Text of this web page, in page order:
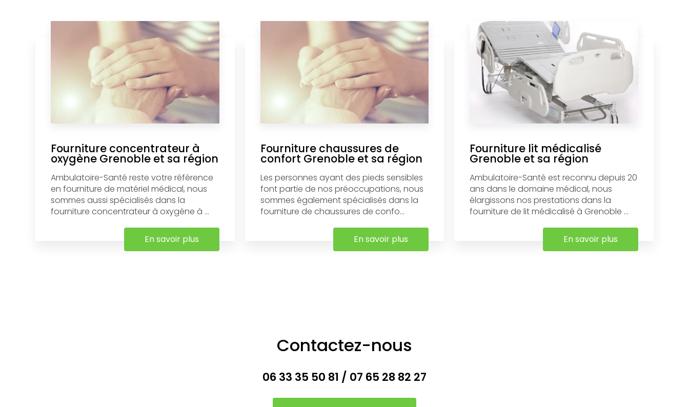
Fourniture concentrateur à
oxygène Grenoble et sa région
Ambulatoire-Santé reste votre référence
en fourniture de matériel médical, nous
sommes aussi spécialisés dans la
fourniture concentrateur à oxygène à ...
En savoir plus
Fourniture chaussures de
confort Grenoble et sa région
Les personnes ayant des pieds sensibles
font partie de nos préoccupations, nous
sommes également spécialisés dans la
fourniture de chaussures de confo...
En savoir plus
Fourniture lit médicalisé
Grenoble et sa région
Ambulatoire-Santé est reconnu depuis 20
ans dans le domaine médical, nous
élargissons nos prestations dans la
fourniture de lit médicalisé à Grenoble ...
En savoir plus
Contactez-nous
06 33 35 50 81 / 07 65 28 82 27